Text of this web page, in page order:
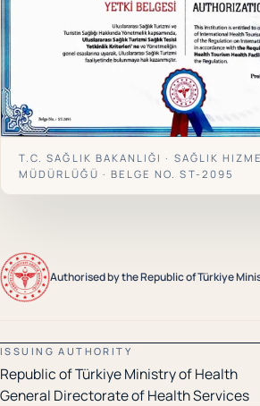
T.C. SAĞLIK BAKANLIĞI · SAĞLIK
MÜDÜRLÜĞÜ · BELGE NO. ST-2095
Authorised by the Republic of Türkiye
ISSUING AUTHORITY
Republic of Türkiye Ministry of Health
General Directorate of Health Services